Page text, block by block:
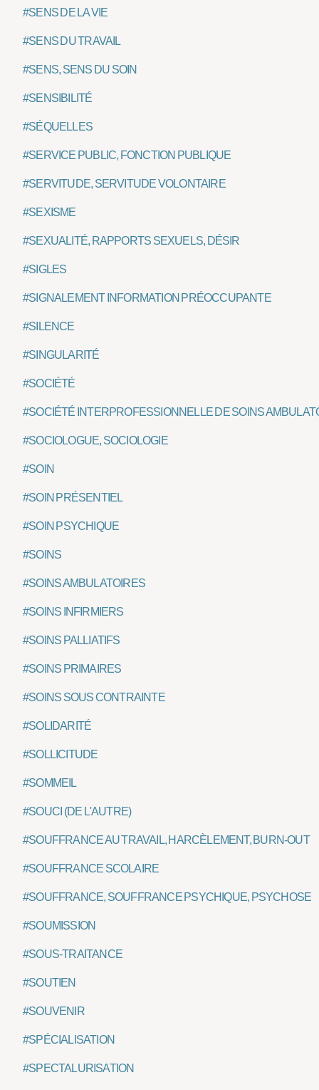
#SENS DE LA VIE
#SENS DU TRAVAIL
#SENS, SENS DU SOIN
#SENSIBILITÉ
#SÉQUELLES
#SERVICE PUBLIC, FONCTION PUBLIQUE
#SERVITUDE, SERVITUDE VOLONTAIRE
#SEXISME
#SEXUALITÉ, RAPPORTS SEXUELS, DÉSIR
#SIGLES
#SIGNALEMENT INFORMATION PRÉOCCUPANTE
#SILENCE
#SINGULARITÉ
#SOCIÉTÉ
#SOCIÉTÉ INTERPROFESSIONNELLE DE SOINS
#SOCIOLOGUE, SOCIOLOGIE
#SOIN
#SOIN PRÉSENTIEL
#SOIN PSYCHIQUE
#SOINS
#SOINS AMBULATOIRES
#SOINS INFIRMIERS
#SOINS PALLIATIFS
#SOINS PRIMAIRES
#SOINS SOUS CONTRAINTE
#SOLIDARITÉ
#SOLLICITUDE
#SOMMEIL
#SOUCI (DE L'AUTRE)
#SOUFFRANCE AU TRAVAIL, HARCÈLEMENT, BURN-OUT
#SOUFFRANCE SCOLAIRE
#SOUFFRANCE, SOUFFRANCE PSYCHIQUE, PSYCHOSE
#SOUMISSION
#SOUS-TRAITANCE
#SOUTIEN
#SOUVENIR
#SPÉCIALISATION
#SPECTALURISATION